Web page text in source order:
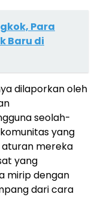
Para
Baru di
dilaporkan oleh
seolah-
yang
mereka
yang
mirip dengan
dari cara